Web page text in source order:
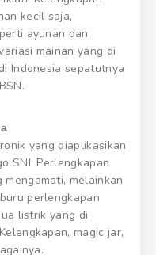
kecil saja,
ayunan dan
mainan yang di
Indonesia sepatutnya
yang diaplikasikan
SNI. Perlengkapan
melainkan
perlengkapan
listrik yang di
magic jar,